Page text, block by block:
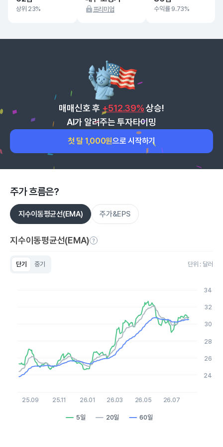
상위 23% 프리미엄 수익률 9.73%
매매신호 후 +512.39% 상승!
AI가 알려주는 투자타이밍
첫 달 1,000원으로 시작하기
주가 흐름은?
지수이동평균선(EMA) 주가&EPS
지수이동평균선(EMA)
단기 중기 단위 : 달러
The chart has 1 X axis displaying Time. Data ranges from
The chart has 1 Y axis displaying values. Data ranges from
5일 20일 60일
25.09 25.11 26.01 26.03 26.05 26.07
24
26
28
30
32
34